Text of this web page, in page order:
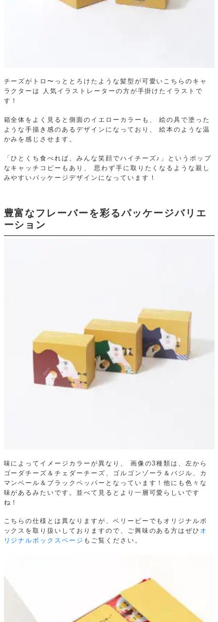
チーズがトロ〜っととろけたような髪型が可愛いこちらのキャ
ラクターは
人気イラストレーターの方が手掛けたイラストで
す！
箱全体をよく見ると側面のイエローカラーも、
絵の具で塗った
ような手描き感のあるデザインになっており、
絵本のような温
かみを感じさせます。
「ひとくち食べれば、みんな笑顔でハイチーズ♪」というポップ
なキャッチコピーもあり、
思わず手に取りたくなるような親し
みやすいパッケージデザインになっています！
豊富なフレーバーを彩るパッケージバリエ
ーション
味によってイメージカラーが異なり、
画像の3種類は、左から
ゴーダチーズ＆チェダーチーズ、ゴルゴンゾーラ＆バジル、カ
マンベール＆ブラックペッパーとなっています！他にも色々な
味があるみたいです。並べて見るとより一層可愛らしいです
ね！
こちらの仕様とは異なりますが、ベリービーでもオリジナルボ
ックスを取り扱いしておりますので、ご興味のある方はぜひ オ
リジナルボックスページ もご覧ください。